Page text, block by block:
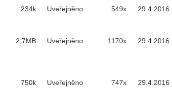
234k Uveřejněno 549x 29.4.2016
2,7MB Uveřejněno 1170x 29.4.2016
750k Uveřejněno 747x 29.4.2016